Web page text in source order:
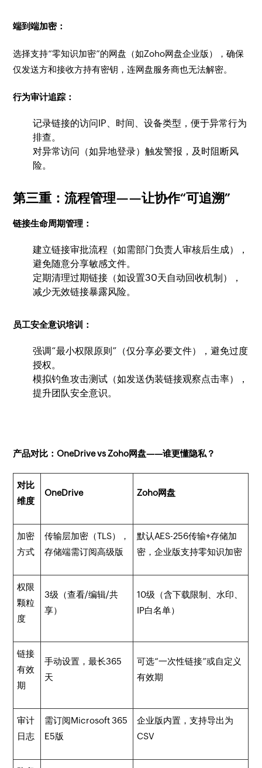
端到端加密：
选择支持“零知识加密”的网盘（如Zoho网盘企业版），确保
仅发送方和接收方持有密钥，连网盘服务商也无法解密。
行为审计追踪：
记录链接的访问IP、时间、设备类型，便于异常行为
排查。
对异常访问（如异地登录）触发警报，及时阻断风
险。
第三重：流程管理——让协作“可追溯”
链接生命周期管理：
建立链接审批流程（如需部门负责人审核后生成），
避免随意分享敏感文件。
定期清理过期链接（如设置30天自动回收机制），
减少无效链接暴露风险。
员工安全意识培训：
强调“最小权限原则”（仅分享必要文件），避免过度
授权。
模拟钓鱼攻击测试（如发送伪装链接观察点击率），
提升团队安全意识。
产品对比：OneDrive vs Zoho网盘——谁更懂隐私？
对比
维度
OneDrive Zoho网盘
加密
方式
传输层加密（TLS），
存储端需订阅高级版
默认AES-256传输+存储加
密，企业版支持零知识加密
权限
颗粒
度
3级（查看/编辑/共
享）
10级（含下载限制、水印、
IP白名单）
链接
有效
期
手动设置，最长365
天
可选“一次性链接”或自定义
有效期
审计
日志
需订阅Microsoft 365
E5版
企业版内置，支持导出为
CSV